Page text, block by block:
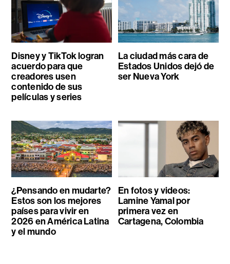
Disney y TikTok logran
acuerdo para que
creadores usen
contenido de sus
películas y series
La ciudad más cara de
Estados Unidos dejó de
ser Nueva York
¿Pensando en mudarte?
Estos son los mejores
países para vivir en
2026 en América Latina
y el mundo
En fotos y videos:
Lamine Yamal por
primera vez en
Cartagena, Colombia